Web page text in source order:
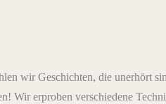
wir Geschichten, die unerhört
Wir erproben verschiedene